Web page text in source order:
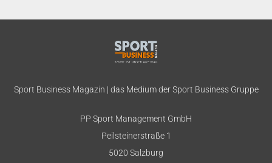
Sport Business Magazin | das Medium der Sport Business Gruppe
PP Sport Management GmbH
Peilsteinerstraße 1
5020 Salzburg